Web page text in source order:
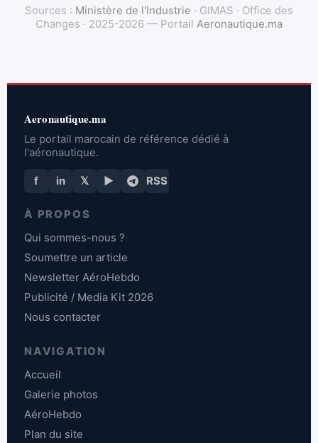
Sources : Ministère de l'Industrie · GIMAS · Office des
Changes · 2025-2026 — Portail Aeronautique.ma
Aeronautique.ma
Le portail marocain de référence dédié à
l'aéronautique.
f in 𝕏 ▶ RSS
À PROPOS
Qui sommes-nous ?
Soumettre un article
Newsletter AéroHebdo
Publicité / Media Kit 2026
Nous contacter
NAVIGATION
Accueil
Galerie photos
AéroHebdo
Plan du site